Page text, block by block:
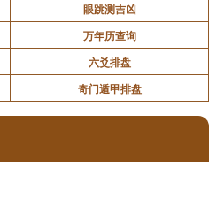
眼跳测吉凶
万年历查询
六爻排盘
奇门遁甲排盘